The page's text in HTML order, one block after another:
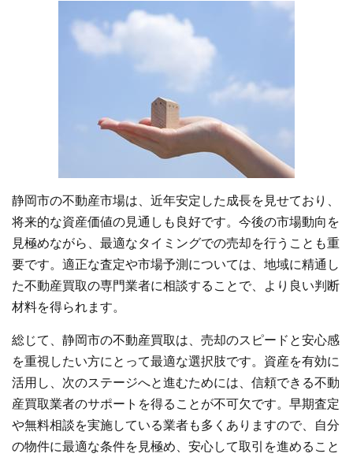
静岡市の不動産市場は、近年安定した成長を見せており、
将来的な資産価値の見通しも良好です。今後の市場動向を
見極めながら、最適なタイミングでの売却を行うことも重
要です。適正な査定や市場予測については、地域に精通し
た不動産買取の専門業者に相談することで、より良い判断
材料を得られます。
総じて、静岡市の不動産買取は、売却のスピードと安心感
を重視したい方にとって最適な選択肢です。資産を有効に
活用し、次のステージへと進むためには、信頼できる不動
産買取業者のサポートを得ることが不可欠です。早期査定
や無料相談を実施している業者も多くありますので、自分
の物件に最適な条件を見極め、安心して取引を進めること